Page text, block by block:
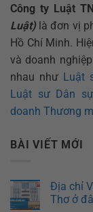
Công ty Luật
Luật) là đơn vị
Hồ Chí Minh.
và doanh
nhau như Luật
Luật sư Dân sự
doanh Thương
BÀI VIẾT MỚI
Địa chỉ
Thơ ở